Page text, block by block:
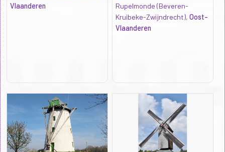
Vlaanderen
Rupelmonde (Beveren-
Kruibeke-Zwijndrecht),Oost-
Vlaanderen